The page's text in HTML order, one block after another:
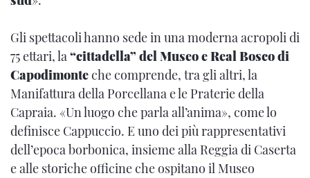
Gli spettacoli hanno sede in una moderna acropoli di
75 ettari, la“cittadella” del Museo e Real Bosco di
Capodimonteche comprende, tra gli altri, la
Manifattura della Porcellana e le Praterie della
Capraia. «Un luogo che parla all’anima», come lo
definisce Cappuccio. E uno dei più rappresentativi
dell’epoca borbonica, insieme alla Reggia di Caserta
e alle storiche officine che ospitano il Museo